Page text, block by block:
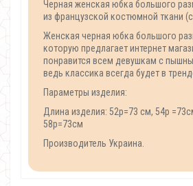
Черная женская юбка большого
из французской костюмной ткани
Женская черная юбка большого
которую предлагает интернет
понравится всем девушкам с
ведь классика всегда будет в
Параметры изделия:
Длина изделия: 52р=73 см, 54р
58р=73см
Производитель Украина.